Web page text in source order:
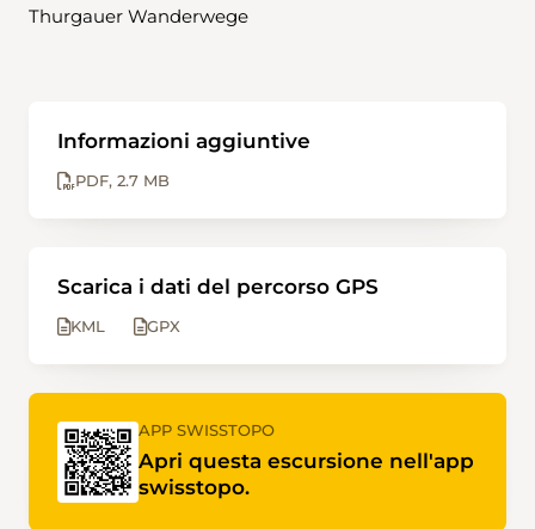
Thurgauer Wanderwege
Informazioni aggiuntive
PDF 2.7 MB
Scarica i dati del percorso GPS
KML GPX
APP SWISSTOPO
Apri questa escursione nell'app
swisstopo.